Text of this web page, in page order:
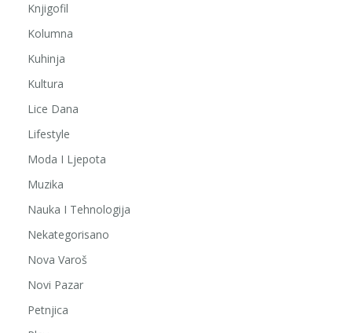
Knjigofil
Kolumna
Kuhinja
Kultura
Lice Dana
Lifestyle
Moda I Ljepota
Muzika
Nauka I Tehnologija
Nekategorisano
Nova Varoš
Novi Pazar
Petnjica